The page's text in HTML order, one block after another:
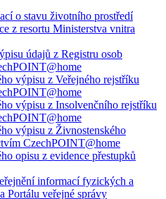
o stavu životního prostředí
z resortu Ministerstva vnitra
údajů z Registru osob
výpisu z Veřejného rejstříku
výpisu z Insolvenčního rejstříku
výpisu z Živnostenského
CzechPOINT@home
opisu z evidence přestupků
informací fyzických a
Portálu veřejné správy